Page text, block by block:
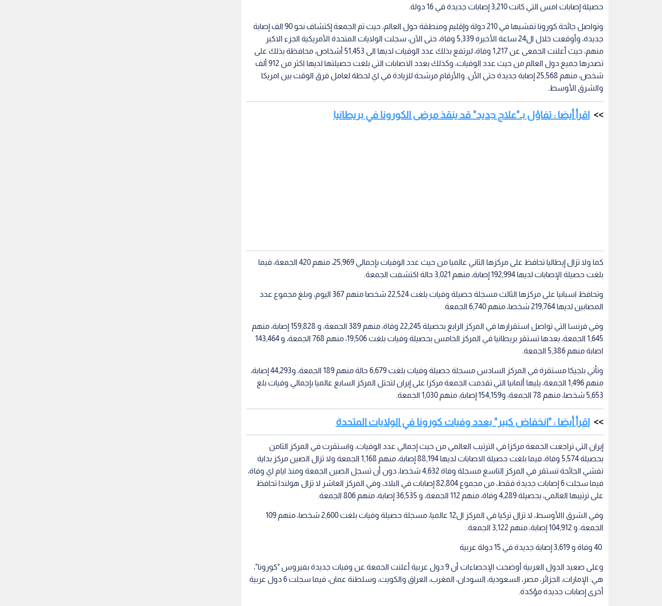
حصيلة إصابات امس التي كانت 3,210 إصابات جديدة في 16 دولة.
وتواصل جائحة كورونا تفشيها في 210 دولة وإقليم ومنطقة حول العالم، حيث تم الجمعة إكتشاف نحو 90 الف إصابة
جديدة، وأوقعت خلال ال24 ساعة الأخيرة 5,339 وفاة، حتى الآن، سجلت الولايات المتحدة الأمريكية الجزء الاكبر
منهم، حيث أعلنت الجمعى عن 1,217 وفاة، ليرتفع بذلك عدد الوفيات لديها الى 51,453 أشخاص، محافظة بذلك على
تصدرها جميع دول العالم من حيث عدد الوفيات، وكذلك بعدد الاصابات التي بلغت حصيلتها لديها اكثر من 912 ألف
شخص، منهم 25,568 إصابة جديدة حتى الأن. والأرقام مرشحة للزيادة في اي لحظة لعامل فرق الوقت بين امريكا
والشرق الأوسط.
اقرأ أيضا : تفاؤل بـ"علاج جديد" قد ينقذ مرضى الكورونا في بريطانيا
كما ولا تزال إيطاليا تحافظ على مركزها الثاني عالميا من حيث عدد الوفيات بإجمالي 25,969، منهم 420 الجمعة، فيما
بلغت حصيلة الإصابات لديها 192,994 إصابة، منهم 3,021 حالة اكتشفت الجمعة.
وتحافظ اسبانيا على مركزها الثالث مسجلة حصيلة وفيات بلغت 22,524 شخصا منهم 367 اليوم، وبلغ مجموع عدد
المصابين لديها 219,764 شخصا، منهم 6,740 الجمعة.
وفي فرنسا التي تواصل استقرارها في المركز الرابع بحصيلة 22,245 وفاة، منهم 389 الجمعة، و 159,828 إصابة، منهم
1,645 الجمعة، بعدها تستقر بريطانيا في المركز الخامس بحصيلة وفيات بلغت 19,506، منهم 768 الجمعة، و 143,464
اصابة منهم 5,386 الجمعة.
وتأتي بلجيكا مستقرة في المركز السادس مسجلة حصيلة وفيات بلغت 6,679 حالة منهم 189 الجمعة، و44,293 إصابة،
منهم 1,496 الجمعة، يليها ألمانيا التي تقدمت الجمعة مركزا على إيران لتحتل المركز السابع عالميا بإجمالي وفيات بلغ
5,653 شخصا، منهم 78 الجمعة، و154,159 إصابة، منهم 1,030 الجمعة.
اقرأ أيضا : "انخفاض كبير" بعدد وفيات كورونا في الولايات المتحدة
إيران التي تراجعت الجمعة مركزا في الترتيب العالمي من حيث إجمالي عدد الوفيات، واستقرت في المركز الثامن
بحصيلة 5,574 وفاة، فيما بلغت حصيلة الاصابات لديها 88,194 إصابة، منهم 1,168 الجمعة ولا تزال الصين مركز بداية
تفشي الجائحة تستقر في المركز التاسع مسجلة وفاة 4,632 شخصا، دون أن تسجل الصين الجمعة ومنذ ايام اي وفاة،
فيما سجلت 6 إصابات جديدة فقط، من مجموع 82,804 إصابات في البلاد، وفي المركز العاشر لا تزال هولندا تحافظ
على ترتيبها العالمي، بحصيلة 4,289 وفاة، منهم 112 الجمعة، و 36,535 إصابة، منهم 806 الجمعة.
وفي الشرق االأوسط، لا تزال تركيا في المركز ال12 عالميا، مسجلة حصيلة وفيات بلغت 2,600 شخصا، منهم 109
الجمعة، و 104,912 إصابة، منهم 3,122 الجمعة.
40 وفاة و 3,619 إصابة جديدة في 15 دولة عربية
وعلى صعيد الدول العربية أوضحت الإحصاءات أن 9 دول عربية أعلنت الجمعة عن وفيات جديدة بفيروس "كورونا"،
هي: الإمارات، الجزائر، مصر، السعودية، السودان، المغرب، العراق والكويت، وسلطنة عمان، فيما سجلت 6 دول عربية
أخرى إصابات جديدة مؤكدة.